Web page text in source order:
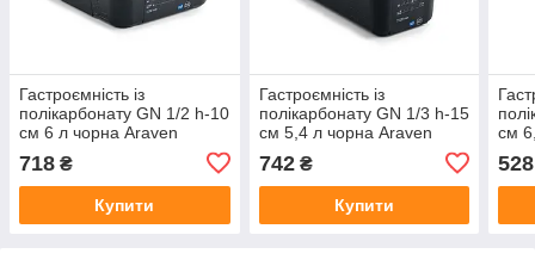
Гастроємність із
полікарбонату GN 1/2 h-10
см 6 л чорна Araven
718 ₴
Купити
Гастроємність із
полікарбонату GN 1/3 h-15
см 5,4 л чорна Araven
742₴
Купити
см
528